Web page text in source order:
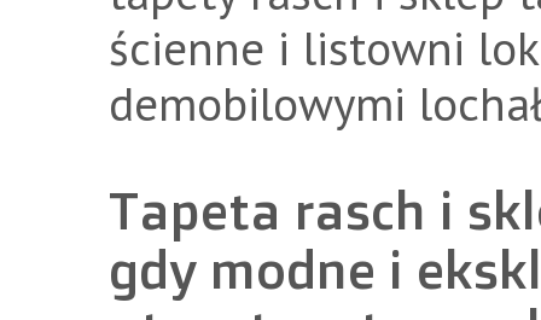
ścienne i listowni
demobilowymi
Tapeta rasch i
gdy modne i